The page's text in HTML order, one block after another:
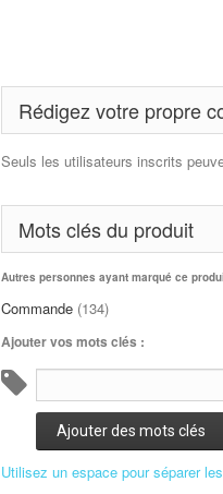
Rédigez votre propre
Seuls les utilisateurs inscrits
Mots clés du produit
Autres personnes ayant marqué ce
Commande (134)
Ajouter vos mots clés :
Ajouter des mots clés
Utilisez un espace pour séparer